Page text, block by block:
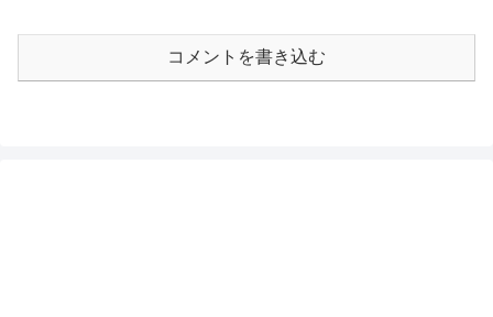
コメントを書き込む